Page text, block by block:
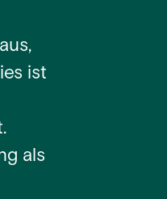
ist
als